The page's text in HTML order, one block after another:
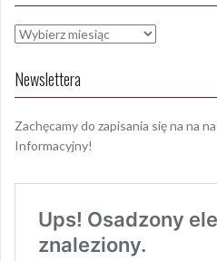
Archiwa
Newslettera
Zachęcamy do zapisania się na na
Informacyjny!